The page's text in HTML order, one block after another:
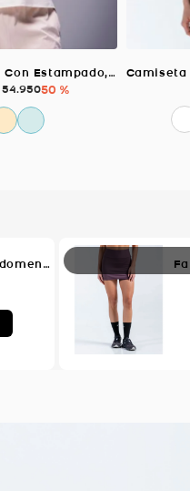
Camiseta Amplia Con Estampado, Color MARFIL Para Mujer
54.95050 %
Short Con Pretina Control De Abdomen, Color Negro Para Mujer